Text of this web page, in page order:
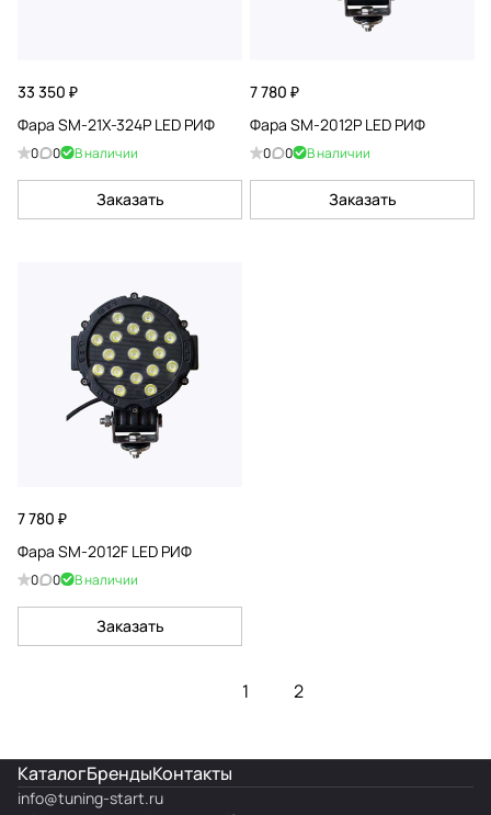
33 350 ₽
Фара SM-21X-324P LED РИФ
0 0 В наличии
Заказать
7 780 ₽
Фара SM-2012P LED РИФ
0 0 В наличии
Заказать
7 780 ₽
Фара SM-2012F LED РИФ
0 0 В наличии
Заказать
1 2
КаталогБрендыКонтакты
info@tuning-start.ru